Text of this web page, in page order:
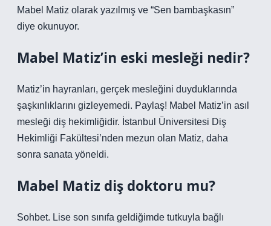
Mabel Matiz olarak yazılmış ve “Sen bambaşkasın”
diye okunuyor.
Mabel Matiz’in eski mesleği nedir?
Matiz’in hayranları, gerçek mesleğini duyduklarında
şaşkınlıklarını gizleyemedi. Paylaş! Mabel Matiz’in asıl
mesleği diş hekimliğidir. İstanbul Üniversitesi Diş
Hekimliği Fakültesi’nden mezun olan Matiz, daha
sonra sanata yöneldi.
Mabel Matiz diş doktoru mu?
Sohbet. Lise son sınıfa geldiğimde tutkuyla bağlı